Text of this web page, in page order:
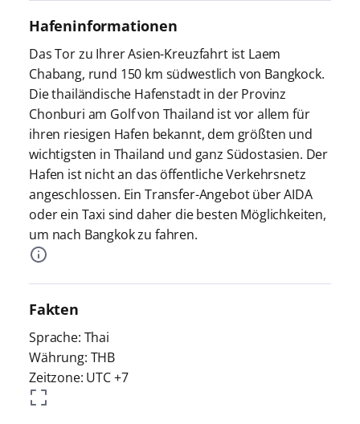
Hafeninformationen
Das Tor zu Ihrer Asien-Kreuzfahrt ist Laem
Chabang, rund 150 km südwestlich von Bangkock.
Die thailändische Hafenstadt in der Provinz
Chonburi am Golf von Thailand ist vor allem für
ihren riesigen Hafen bekannt, dem größten und
wichtigsten in Thailand und ganz Südostasien. Der
Hafen ist nicht an das öffentliche Verkehrsnetz
angeschlossen. Ein Transfer-Angebot über AIDA
oder ein Taxi sind daher die besten Möglichkeiten,
um nach Bangkok zu fahren.
Fakten
Sprache: Thai
Währung: THB
Zeitzone: UTC +7